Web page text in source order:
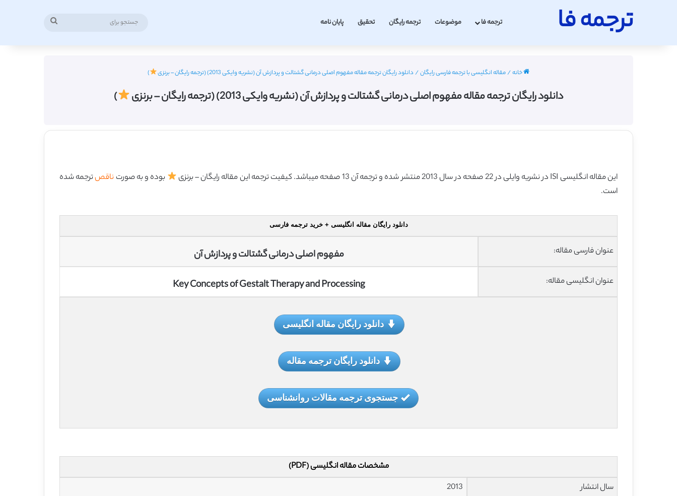
ترجمه فا ترجمه فا موضوعات ترجمه رایگان تحقیق پایان نامه
خانه/مقاله انگلیسی با ترجمه فارسی رایگان/ دانلود رایگان ترجمه مقاله مفهوم اصلی درمانی گشتالت و پردازش آن (نشریه وایکی 2013) (ترجمه رایگان – برنزی )
دانلود رایگان ترجمه مقاله مفهوم اصلی درمانی گشتالت و پردازش آن (نشریه وایکی 2013) (ترجمه رایگان – برنزی )
این مقاله انگلیسی ISI در نشریه وایلی در 22 صفحه در سال 2013 منتشر شده و ترجمه آن 13 صفحه میباشد. کیفیت ترجمه این مقاله رایگان – برنزی بوده و به صورت ناقصترجمه شده
است.
دانلود رایگان مقاله انگلیسی + خرید ترجمه فارسی
عنوان فارسی مقاله: مفهوم اصلی درمانی گشتالت و پردازش آن
عنوان انگلیسی مقاله: Key Concepts of Gestalt Therapy and Processing
دانلود رایگان مقاله انگلیسی
دانلود رایگان ترجمه مقاله
جستجوی ترجمه مقالات روانشناسی
مشخصات مقاله انگلیسی (PDF)
سال انتشار
2013